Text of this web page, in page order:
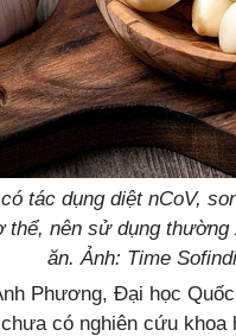
tác dụng diệt nCoV,
thể, nên sử dụng thường
ăn. Ảnh: Time
Phương, Đại học
có nghiên cứu khoa